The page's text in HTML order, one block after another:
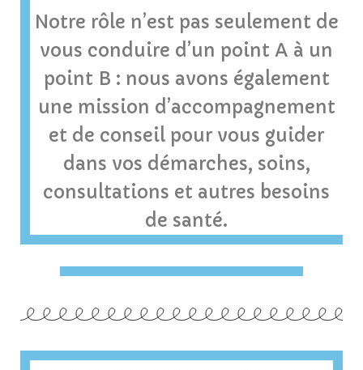
Notre rôle n’est pas seulement de
vous conduire d’un point A à un
point B : nous avons également
une mission d’accompagnement
et de conseil pour vous guider
dans vos démarches, soins,
consultations et autres besoins
de santé.